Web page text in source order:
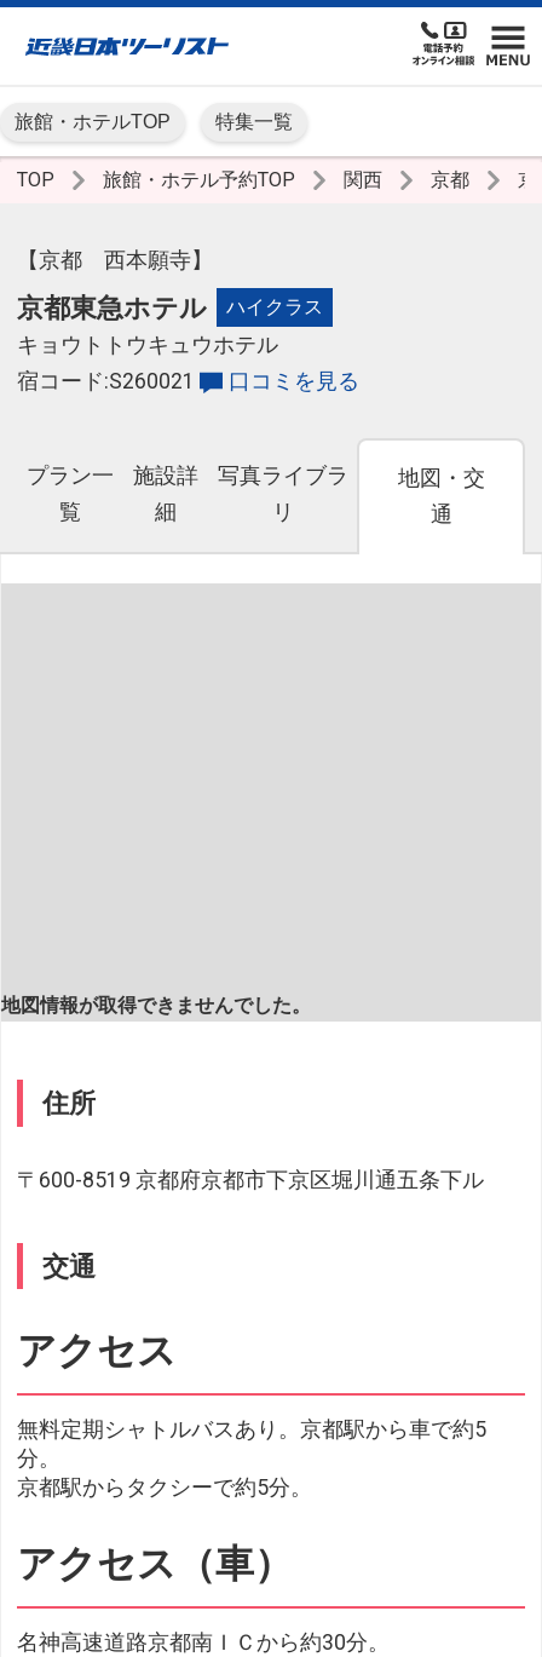
旅館・ホテルTOP 特集一覧
TOP 旅館・ホテル予約TOP 関西 京都 京
【京都 西本願寺】
京都東急ホテル ハイクラス
キョウトトウキュウホテル
宿コード:S260021
口コミを見る
プラン一
覧
施設詳
細
写真ライブラ
リ
地図・交
通
地図情報が取得できませんでした。
住所
〒600-8519 京都府京都市下京区堀川通五条下ル
交通
アクセス
無料定期シャトルバスあり。京都駅から車で約5
分。
京都駅からタクシーで約5分。
アクセス（車）
名神高速道路京都南ＩＣから約30分。